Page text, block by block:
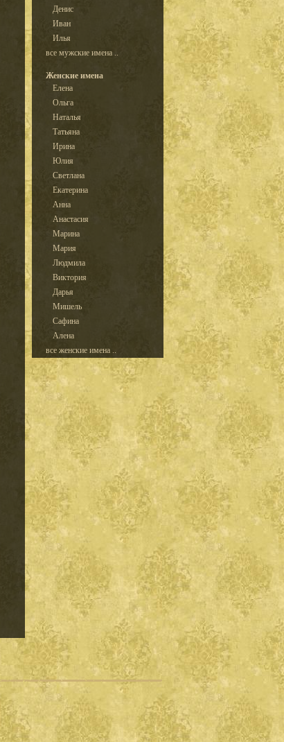
Денис
Иван
Илья
все мужские имена ..
Женские имена
Елена
Ольга
Наталья
Татьяна
Ирина
Юлия
Светлана
Екатерина
Анна
Анастасия
Марина
Мария
Людмила
Виктория
Дарья
Мишель
Сафина
Алена
все женские имена ..